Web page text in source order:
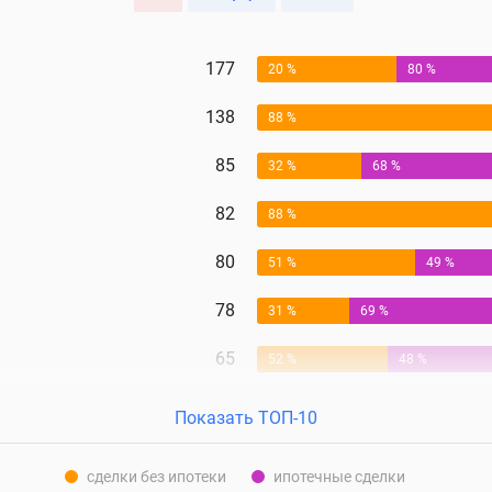
177 20 % 80 %
138 88 %
85 32 % 68 %
82 88 %
80 51 % 49 %
78 31 % 69 %
65 52 % 48 %
Показать ТОП-10
сделки без ипотеки ипотечные сделки